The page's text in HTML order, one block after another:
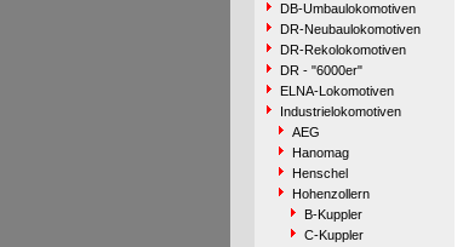
DB-Umbaulokomotiven
DR-Neubaulokomotiven
DR-Rekolokomotiven
DR - "6000er"
ELNA-Lokomotiven
Industrielokomotiven
AEG
Hanomag
Henschel
Hohenzollern
B-Kuppler
C-Kuppler